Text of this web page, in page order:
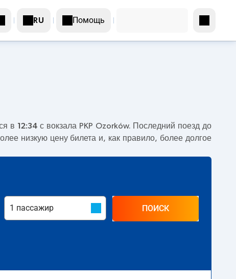
RU Помощь
в 12:34 с вокзала PKP Ozorków. Последний поезд до
низкую цену билета и, как правило, более долгое
ПОИСК